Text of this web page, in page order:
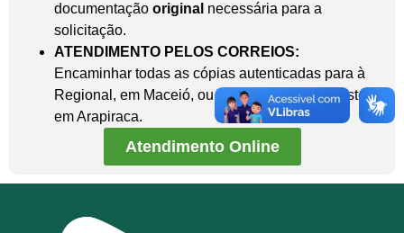
documentação original necessária para a
solicitação.
ATENDIMENTO PELOS CORREIOS:
Encaminhar todas as cópias autenticadas para à
Regional, em Maceió, ou para Seccional Agreste,
em Arapiraca.
Atendimento Online